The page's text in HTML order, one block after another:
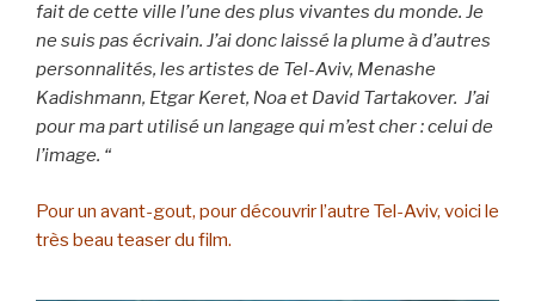
fait de cette ville l’une des plus vivantes du monde. Je
ne suis pas écrivain. J’ai donc laissé la plume à d’autres
personnalités, les artistes de Tel-Aviv, Menashe
Kadishmann, Etgar Keret, Noa et David Tartakover. J’ai
pour ma part utilisé un langage qui m’est cher : celui de
l’image. “
Pour un avant-gout, pour découvrir l’autre Tel-Aviv, voici le
très beau teaser du film.